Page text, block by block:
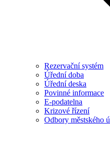
Rezervační systém
Úřední doba
Úřední deska
Povinné informace
E-podatelna
Krizové řízení
Odbory městského